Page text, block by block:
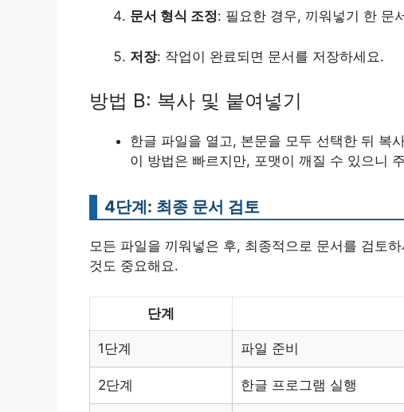
문서 형식 조정: 필요한 경우, 끼워넣기 한 문
저장: 작업이 완료되면 문서를 저장하세요.
방법 B: 복사 및 붙여넣기
한글 파일을 열고, 본문을 모두 선택한 뒤 복
이 방법은 빠르지만, 포맷이 깨질 수 있으니
4단계: 최종 문서 검토
모든 파일을 끼워넣은 후, 최종적으로 문서를 검토
것도 중요해요.
단계
1단계 파일 준비
2단계 한글 프로그램 실행